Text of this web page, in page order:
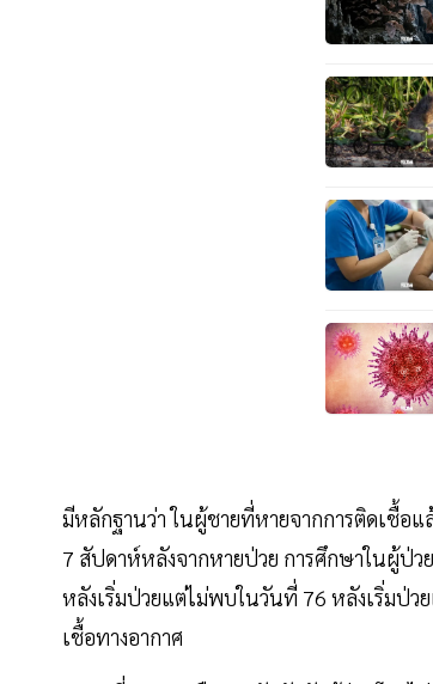
มีหลักฐานว่า ในผู้ชายที่หายจากการติดเชื้อ
7 สัปดาห์หลังจากหายป่วย การศึกษาในผู้ป่
หลังเริ่มป่วยแต่ไม่พบในวันที่ 76 หลังเริ่มป่
เชื้อทางอากาศ